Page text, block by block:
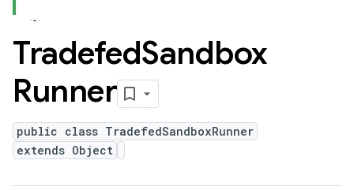
TradefedSandbox
Runner
public class TradefedSandboxRunner
extends Object